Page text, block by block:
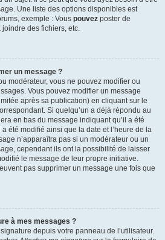
Une liste des options disponibles est
exemple : Vous pouvez poster de
joindre des fichiers, etc.
un message ?
modérateur, vous ne pouvez modifier ou
Vous pouvez modifier un message
après sa publication) en cliquant sur le
Si quelqu’un a déjà répondu au
en bas du message indiquant qu’il a été
été modifié ainsi que la date et l’heure de la
n’apparaîtra pas si un modérateur ou un
cependant ils ont la possibilité de laisser
le message de leur propre initiative.
pas supprimer un message une fois que
à mes messages ?
depuis votre panneau de l’utilisateur.